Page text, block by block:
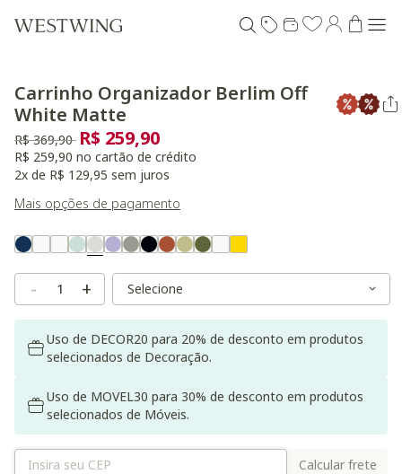
Carrinho Organizador Berlim Off
White Matte
Preço reduzido de
R$ 369,90 para
R$ 259,90
R$ 259,90 no cartão de crédito
2x de R$ 129,95 sem juros
Mais opções de pagamento
Variant Real Color
Selected
- + Variant Size
Variant Size
Uso de DECOR20 para 20% de desconto em produtos
selecionados de Decoração.
Uso de MOVEL30 para 30% de desconto em produtos
selecionados de Móveis.
Calcular frete